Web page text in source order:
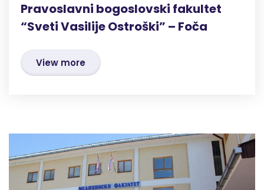
Pravoslavni bogoslovski fakultet
“Sveti Vasilije Ostroški” – Foča
View more